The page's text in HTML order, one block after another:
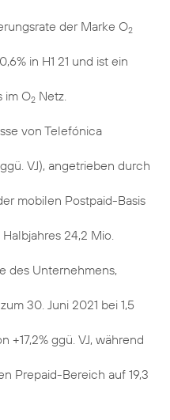
der Marke O2
in H1 21 und ist ein
im O2 Netz.
von Telefónica
VJ), angetrieben durch
mobilen Postpaid-Basis
24,2 Mio.
des Unternehmens,
30. Juni 2021 bei 1,5
+17,2% ggü. VJ, während
Prepaid-Bereich auf 19,3